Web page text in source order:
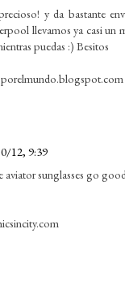
y da bastante
llevamos ya casi un
puedas :) Besitos
12, 9:39
aviator sunglasses go